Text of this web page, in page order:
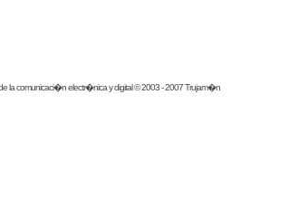
la comunicaci�n electr�nica y digital © 2003 - 2007 Trujam�n